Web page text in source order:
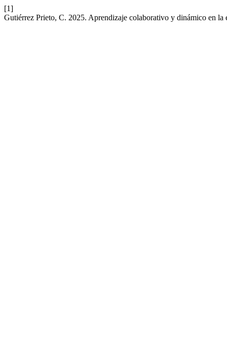
[1]
Gutiérrez Prieto, C. 2025. Aprendizaje colaborativo y dinámico en